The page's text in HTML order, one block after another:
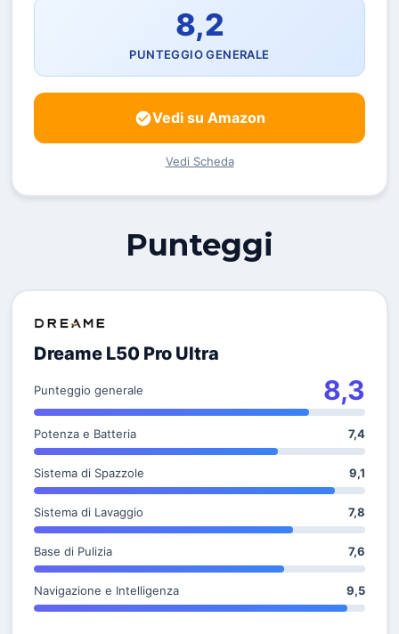
8,2
PUNTEGGIO GENERALE
Vedi su Amazon
Vedi Scheda
Punteggi
Dreame L50 Pro Ultra
Punteggio generale 8,3
Potenza e Batteria 7,4
Sistema di Spazzole 9,1
Sistema di Lavaggio 7,8
Base di Pulizia 7,6
Navigazione e Intelligenza 9,5